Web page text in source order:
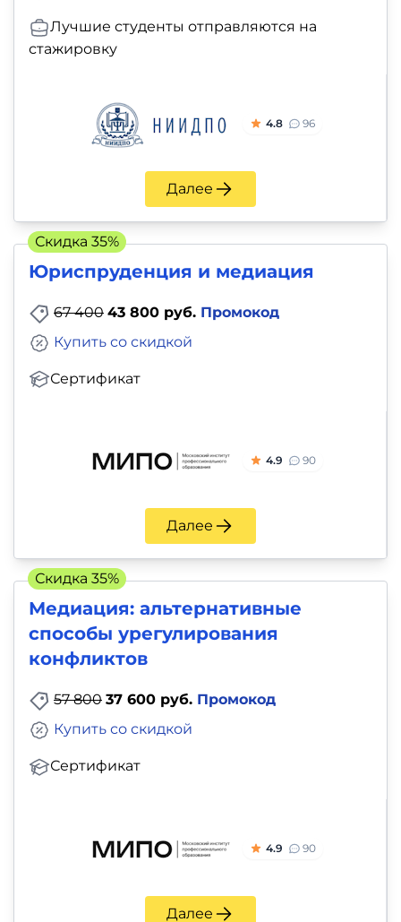
Лучшие студенты отправляются на
стажировку
4.8 96
Далее
Юриспруденция и медиация
67 400 43 800 руб. Промокод
Сертификат
Купить со скидкой
4.9 90
Далее
Скидка 35%
Медиация: альтернативные
способы урегулирования
конфликтов
57 800 37 600 руб. Промокод
Сертификат
Купить со скидкой
4.9 90
Далее
Скидка 35%